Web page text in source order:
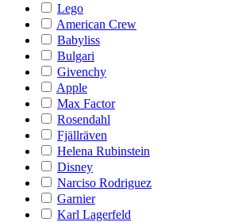
Lego
American Crew
Babyliss
Bulgari
Givenchy
Apple
Max Factor
Rosendahl
Fjällräven
Helena Rubinstein
Disney
Narciso Rodriguez
Garnier
Karl Lagerfeld